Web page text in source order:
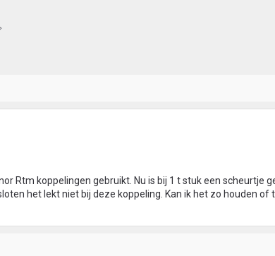
Rtm koppelingen gebruikt. Nu is bij 1 t stuk een scheurtje
het lekt niet bij deze koppeling. Kan ik het zo houden of